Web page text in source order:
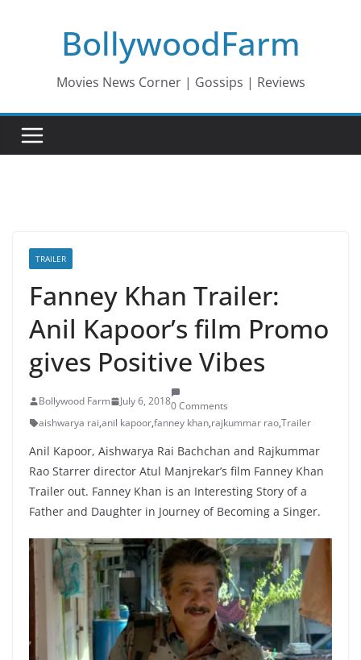
BollywoodFarm
Movies News Corner | Gossips | Reviews
TRAILER
Fanney Khan Trailer:
Anil Kapoor’s film Promo
gives Positive Vibes
Bollywood Farm July 6, 20180 Comments
aishwarya rai,anil kapoor,fanney khan,rajkummar rao,Trailer
Anil Kapoor, Aishwarya Rai Bachchan and Rajkummar
Rao Starrer director Atul Manjrekar’s film Fanney Khan
Trailer out. Fanney Khan is an Interesting Story of a
Father and Daughter in Journey of Becoming a Singer.